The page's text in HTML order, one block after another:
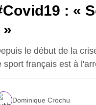
: «
»
le début de la
sport français est à
Dominique Crochu